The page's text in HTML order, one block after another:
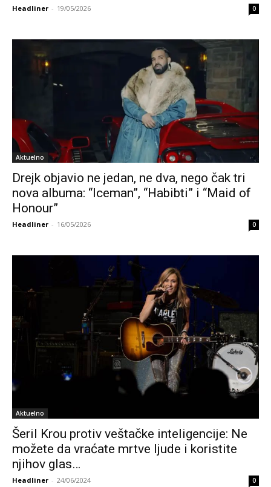
Headliner - 19/05/2026 0
Aktuelno
Drejk objavio ne jedan, ne dva, nego čak tri
nova albuma: “Iceman”, “Habibti” i “Maid of
Honour”
Headliner - 16/05/2026 0
Aktuelno
Šeril Krou protiv veštačke inteligencije: Ne
možete da vraćate mrtve ljude i koristite
njihov glas…
Headliner - 24/06/2024 0